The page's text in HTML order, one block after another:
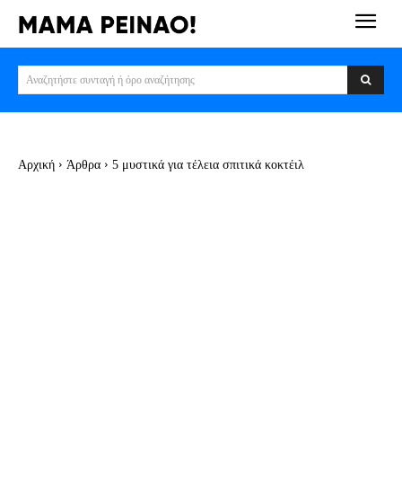
Αναζητήστε συνταγή ή όρο αναζήτησης
Αρχική Άρθρα 5 μυστικά για τέλεια σπιτικά κοκτέιλ